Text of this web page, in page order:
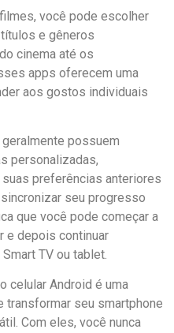
você pode escolher
e gêneros
cinema até os
apps oferecem uma
aos gostos individuais
possuem
personalizadas,
preferências anteriores
seu progresso
que você pode começar a
e depois continuar
TV ou tablet.
celular Android é uma
transformar seu smartphone
Com eles, você nunca